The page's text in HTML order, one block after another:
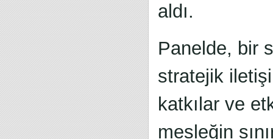
aldı.
Panelde, bir
stratejik
katkılar ve
mesleğin